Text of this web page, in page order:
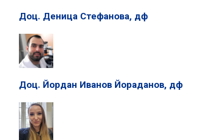
Доц. Деница Стефанова, дф
Доц. Йордан Иванов Йораданов, дф